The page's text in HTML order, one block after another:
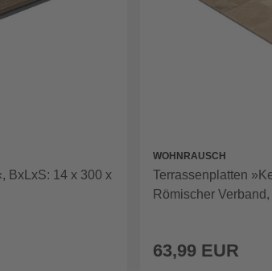
BxLxS: 14 x 300 x
WOHNRAUSCH
Terrassenplatten
Römischer
63,99 EUR